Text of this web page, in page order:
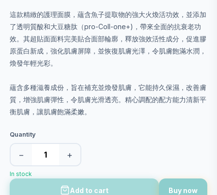
這款精緻的護理面膜，蘊含魚子提取物的強大火煥活功效，並添加
了透明質酸和大豆糖肽（pro-Coll-one+)，帶來全面的抗衰老功
效。其超貼面面料完美貼合面部輪廓，釋放強效活性成分，促進膠
原蛋白新成，強化肌膚屏障，並恢復肌膚光澤，令肌膚飽滿水潤，
煥發年輕光彩。
蘊含多種滋養成份，旨在補充並煥發肌膚，它能持久保濕，改善膚
質，增強肌膚彈性，令肌膚光滑透亮。精心調配的配方能力清新平
衡肌膚，讓肌膚飽滿柔嫩。
Quantity
− +
In stock
Add to cart Buy now